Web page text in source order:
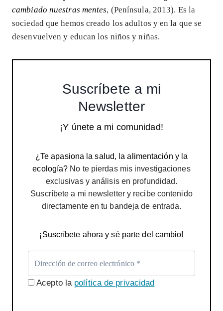
cambiado nuestras mentes, (Península, 2013). Es la
sociedad que hemos creado los adultos y en la que se
desenvuelven y educan los niños y niñas.
Suscríbete a mi
Newsletter
¡Y únete a mi comunidad!
¿Te apasiona la salud, la alimentación y la
ecología? No te pierdas mis investigaciones
exclusivas y análisis en profundidad.
Suscríbete a mi newsletter y recibe contenido
directamente en tu bandeja de entrada.
¡Suscríbete ahora y sé parte del cambio!
Acepto la política de privacidad